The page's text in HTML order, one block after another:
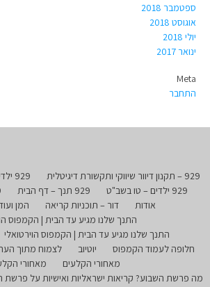
ספטמבר 2018
אוגוסט 2018
יולי 2018
ינואר 2017
Meta
התחבר
929 – תקנון דיוור שיווקי ותקשורת דיגיטלית 929 ילדים
929 ילדים – טו בשב"ט
929 תנך – דף הבית
אודות
דור – תוכניות קריאה
המן
התנך שלנו מגיע עד הבית | הקמפוס
התנך שלנו מגיע עד הבית | הקמפוס הוירטואלי
חלופה לעמוד הקמפוס
יוטיוב לצמוח מתוך
מאחורי הקלעים
מאחורי
מה פרשת השבוע? קריאות ישראליות ואישיות על